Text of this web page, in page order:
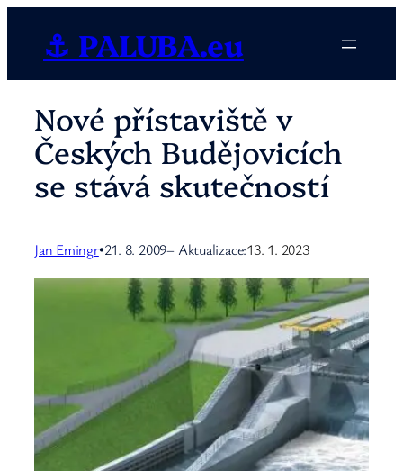
obsah
⚓ PALUBA.eu
Nové přístaviště v
Českých Budějovicích
se stává skutečností
Jan Emingr•21. 8. 2009– Aktualizace:13. 1. 2023